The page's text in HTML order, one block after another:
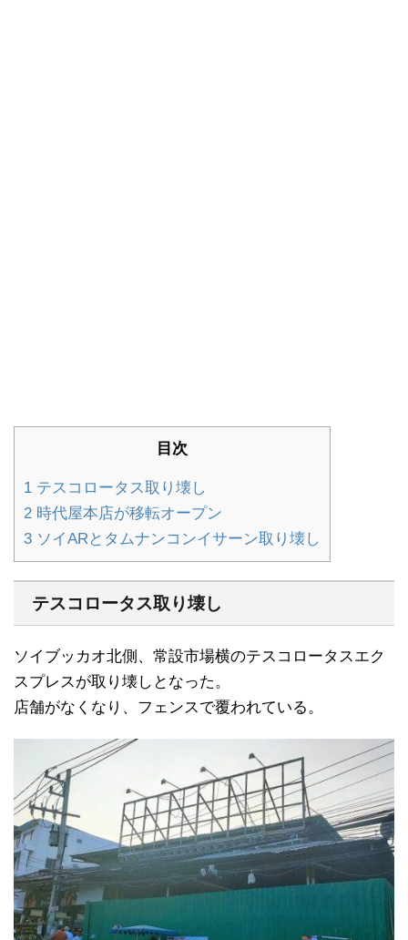
目次
1 テスコロータス取り壊し
2 時代屋本店が移転オープン
3 ソイARとタムナンコンイサーン取り壊し
テスコロータス取り壊し
ソイブッカオ北側、常設市場横のテスコロータスエク
スプレスが取り壊しとなった。
店舗がなくなり、フェンスで覆われている。